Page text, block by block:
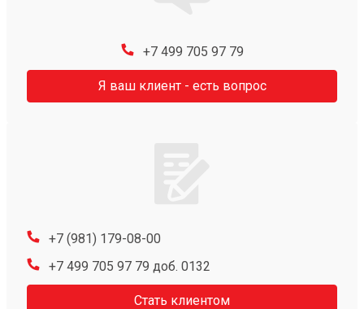
+7 499 705 97 79
Я ваш клиент - есть вопрос
+7 (981) 179-08-00
+7 499 705 97 79 доб. 0132
Стать клиентом